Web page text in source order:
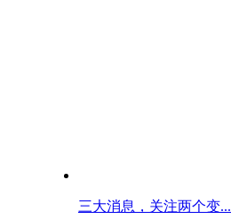
三大消息，关注两个变...